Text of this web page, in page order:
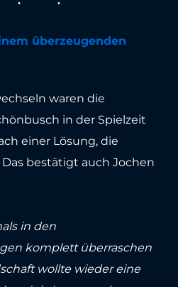
überzeugenden
waren die
in der Spielzeit
einer Lösung, die
bestätigt auch Jochen
in den
komplett überraschen
wollte wieder eine